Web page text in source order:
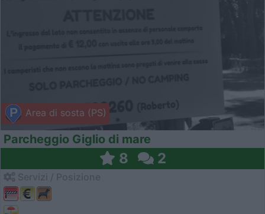
Area di sosta (PS)
Parcheggio Giglio di mare
8 2